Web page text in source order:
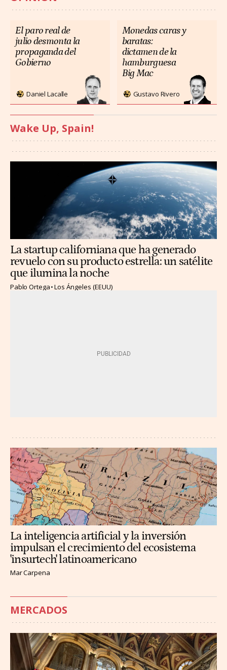
El paro real de
julio desmonta la
propaganda del
Gobierno
Daniel Lacalle
Monedas caras y
baratas:
dictamen de la
hamburguesa
Big Mac
Gustavo Rivero
Wake Up, Spain!
La startup californiana que ha generado
revuelo con su producto estrella: un satélite
que ilumina la noche
Pablo Ortega Los Ángeles (EEUU)
La inteligencia artificial y la inversión
impulsan el crecimiento del ecosistema
'insurtech' latinoamericano
Mar Carpena
MERCADOS